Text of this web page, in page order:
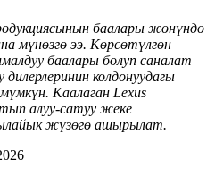
баалары жөнүндө
мүнөзгө ээ. Көрсөтүлгөн
баалары болуп саналат
колдонуудагы
. Каалаган Lexus
алуу-сатуу жеке
жүзөгө ашырылат.